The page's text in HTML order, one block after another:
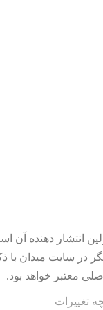
انتشار دهنده آن
در سایت میدان با
معتبر خواهد بود.
تغییرات